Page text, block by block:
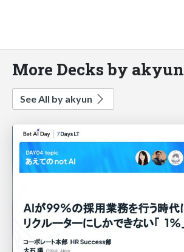
More Decks by akyun
See All by akyun